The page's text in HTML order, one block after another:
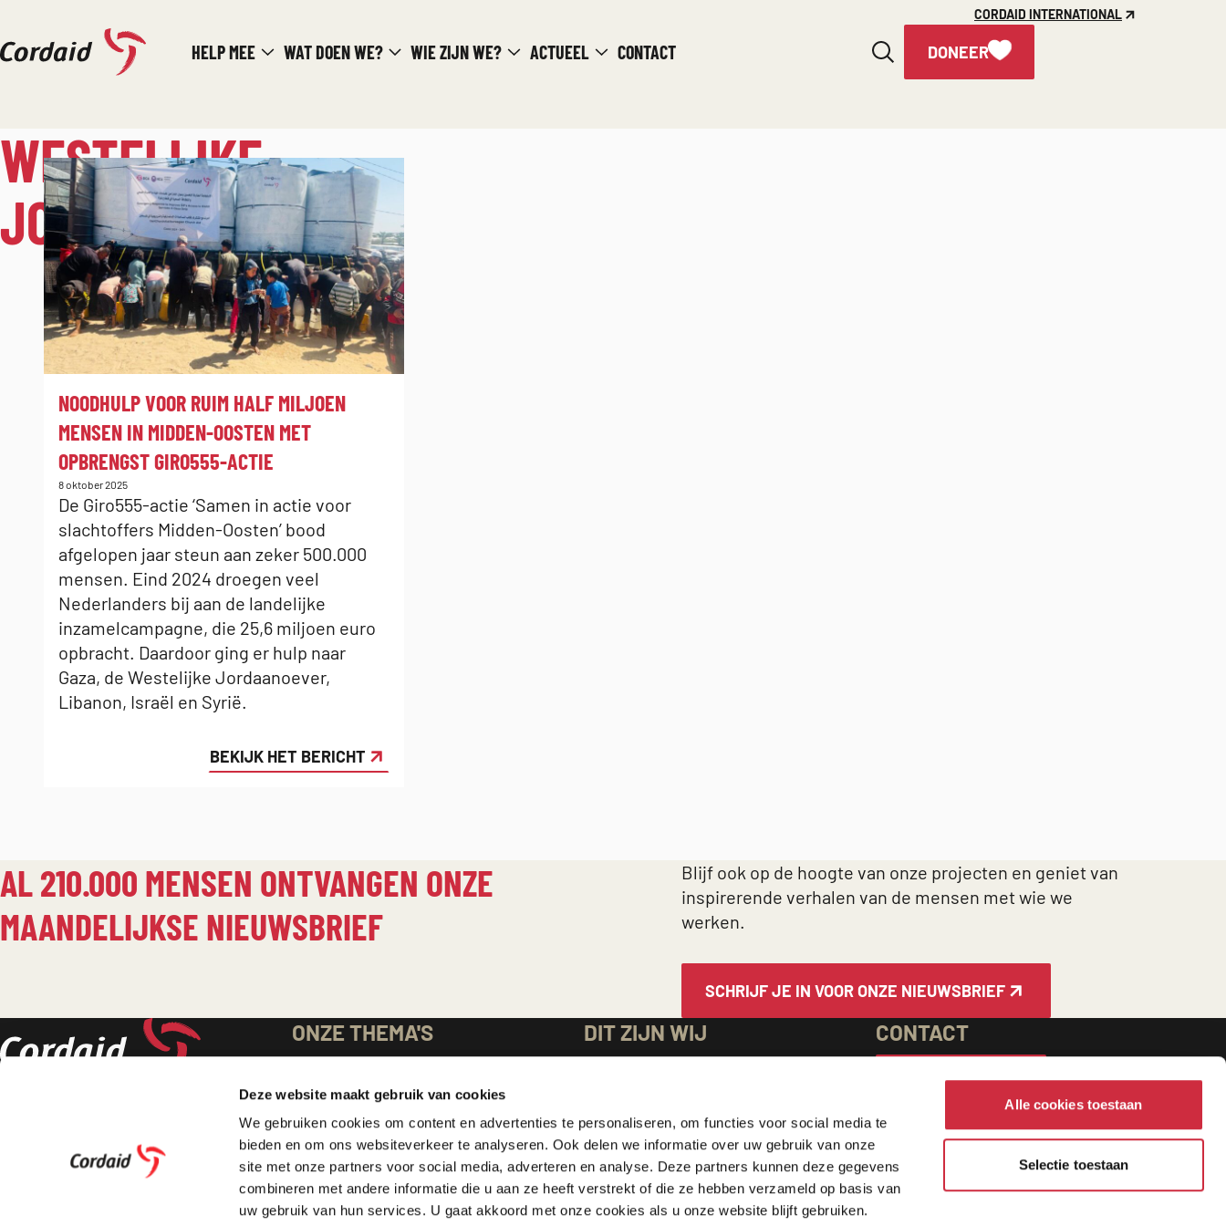
Deze website maakt gebruik van cookies
We gebruiken cookies om content en advertenties te personaliseren, om functies voor social media te
bieden en om ons websiteverkeer te analyseren. Ook delen we informatie over uw gebruik van onze
site met onze partners voor social media, adverteren en analyse. Deze partners kunnen deze gegevens
combineren met andere informatie die u aan ze heeft verstrekt of die ze hebben verzameld op basis van
uw gebruik van hun services. U gaat akkoord met onze cookies als u onze website blijft gebruiken.
Alle cookies toestaan
Selectie toestaan
naar
CORDAID INTERNATIONAL
HELP MEE WAT DOEN WE? WIE ZIJN WE? ACTUEEL CONTACT DONEER
WESTELIJKE
JORDAANOEVER
:
NOODHULP VOOR RUIM HALF MILJOEN
MENSEN IN MIDDEN-OOSTEN MET
OPBRENGST GIRO555-ACTIE
Gepubliceerd
op:
8 oktober 2025
De Giro555-actie ‘Samen in actie voor
slachtoffers Midden-Oosten’ bood
afgelopen jaar steun aan zeker 500.000
mensen. Eind 2024 droegen veel
Nederlanders bij aan de landelijke
inzamelcampagne, die 25,6 miljoen euro
opbracht. Daardoor ging er hulp naar
Gaza, de Westelijke Jordaanoever,
Libanon, Israël en Syrië.
BEKIJK HET BERICHT
AL 210.000 MENSEN ONTVANGEN ONZE
MAANDELIJKSE NIEUWSBRIEF
Blijf ook op de hoogte van onze projecten en geniet van
inspirerende verhalen van de mensen met wie we
werken.
SCHRIJF JE IN VOOR ONZE NIEUWSBRIEF
BELANGRIJKE
IBAN: NL57 INGB 0000 0009 34
ONZE THEMA'S
Noodhulp
Voedsel & Inkomen
Onderwijs
Veiligheid & Recht
Armoedebestrijding in Nederland
DIT ZIJN WIJ
Vacatures
Transparantie en verantwoording
Internationale website
CONTACT
PARTNERS